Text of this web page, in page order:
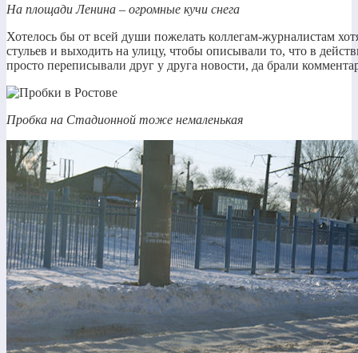
На площади Ленина – огромные кучи снега
Хотелось бы от всей души пожелать коллегам-журналистам
стульев и выходить на улицу, чтобы описывали то, что в
просто переписывали друг у друга новости, да брали
Пробка на Стадионной тоже немаленькая